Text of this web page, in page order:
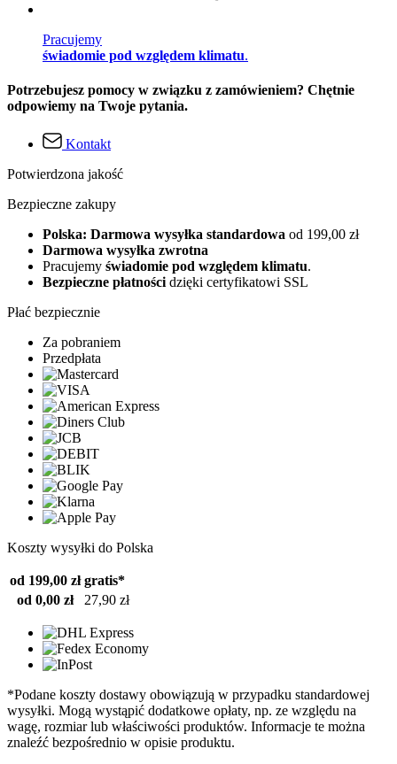
Pracujemy
świadomie pod względem klimatu.
Potrzebujesz pomocy w związku z zamówieniem? Chętnie
odpowiemy na Twoje pytania.
Kontakt
Potwierdzona jakość
Bezpieczne zakupy
Polska: Darmowa wysyłka standardowa od 199,00 zł
Darmowa wysyłka zwrotna
Pracujemy świadomie pod względem klimatu.
Bezpieczne płatnościdzięki certyfikatowi SSL
Płać bezpiecznie
Za pobraniem
Przedpłata
Koszty wysyłki do Polska
od 199,00 zł gratis*
od 0,00 zł
27,90 zł
*Podane koszty dostawy obowiązują w przypadku standardowej
wysyłki. Mogą wystąpić dodatkowe opłaty, np. ze względu na
wagę, rozmiar lub właściwości produktów. Informacje te można
znaleźć bezpośrednio w opisie produktu.